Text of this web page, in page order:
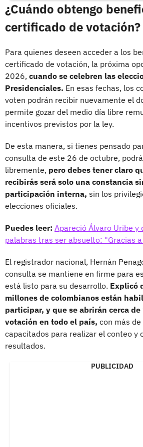
¿Cuándo obtengo
certificado de votación?
Para quienes deseen acceder a los
certificado de votación, la próxima
2026, cuando se celebren las
Presidenciales. En esas fechas, los
voten podrán recibir nuevamente el
permite gozar del medio día libre
incentivos previstos por la ley.
De esta manera, si tienes pensado
consulta de este 26 de octubre,
libremente, pero debes tener claro
recibirás será solo una constancia
participación interna, sin los
elecciones oficiales.
Puedes leer: Apareció Álvaro Uribe y
palabras tras ser absuelto: "Gracias
El registrador nacional, Hernán
consulta se mantiene en firme para
está listo para su desarrollo. Explicó
millones de colombianos están
participar, y que se abrirán cerca
votación en todo el país, con más
capacitados para realizar el conteo y
resultados.
PUBLICIDAD